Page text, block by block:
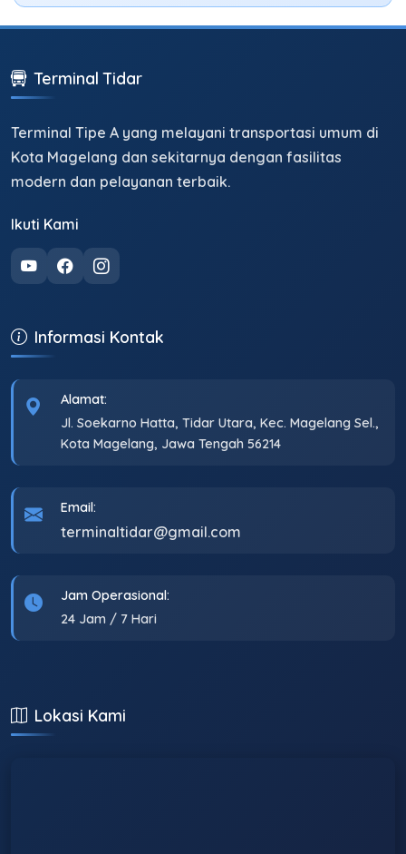
Terminal Tidar
Terminal Tipe A yang melayani transportasi umum di
Kota Magelang dan sekitarnya dengan fasilitas
modern dan pelayanan terbaik.
Ikuti Kami
Informasi Kontak
Alamat:
Jl. Soekarno Hatta, Tidar Utara, Kec. Magelang Sel.,
Kota Magelang, Jawa Tengah 56214
Email:
terminaltidar@gmail.com
Jam Operasional:
24 Jam / 7 Hari
Lokasi Kami